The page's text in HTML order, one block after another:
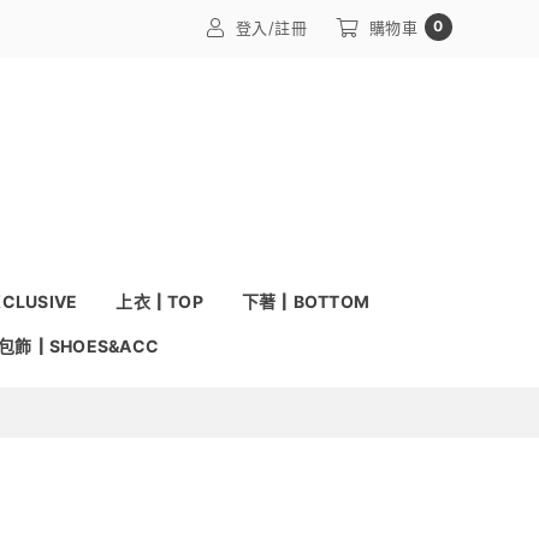
登入/註冊 購物車 0
上衣┃TOP 下著┃BOTTOM
飾┃SHOES&ACC